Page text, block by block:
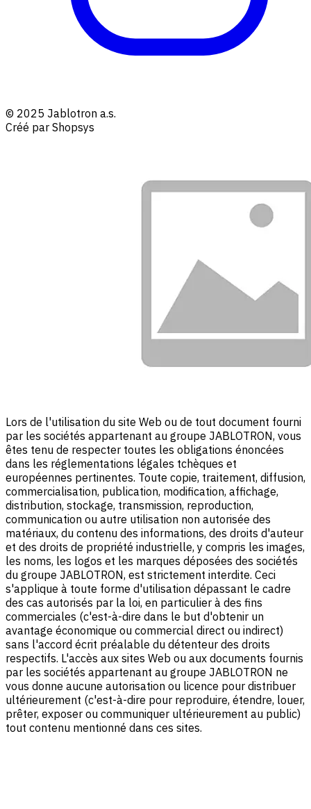
© 2025 Jablotron a.s.
Créé par Shopsys
Lors de l'utilisation du site Web ou de tout document fourni
par les sociétés appartenant au groupe JABLOTRON, vous
êtes tenu de respecter toutes les obligations énoncées
dans les réglementations légales tchèques et
européennes pertinentes. Toute copie, traitement, diffusion,
commercialisation, publication, modification, affichage,
distribution, stockage, transmission, reproduction,
communication ou autre utilisation non autorisée des
matériaux, du contenu des informations, des droits d'auteur
et des droits de propriété industrielle, y compris les images,
les noms, les logos et les marques déposées des sociétés
du groupe JABLOTRON, est strictement interdite. Ceci
s'applique à toute forme d'utilisation dépassant le cadre
des cas autorisés par la loi, en particulier à des fins
commerciales (c'est-à-dire dans le but d'obtenir un
avantage économique ou commercial direct ou indirect)
sans l'accord écrit préalable du détenteur des droits
respectifs. L'accès aux sites Web ou aux documents fournis
par les sociétés appartenant au groupe JABLOTRON ne
vous donne aucune autorisation ou licence pour distribuer
ultérieurement (c'est-à-dire pour reproduire, étendre, louer,
prêter, exposer ou communiquer ultérieurement au public)
tout contenu mentionné dans ces sites.